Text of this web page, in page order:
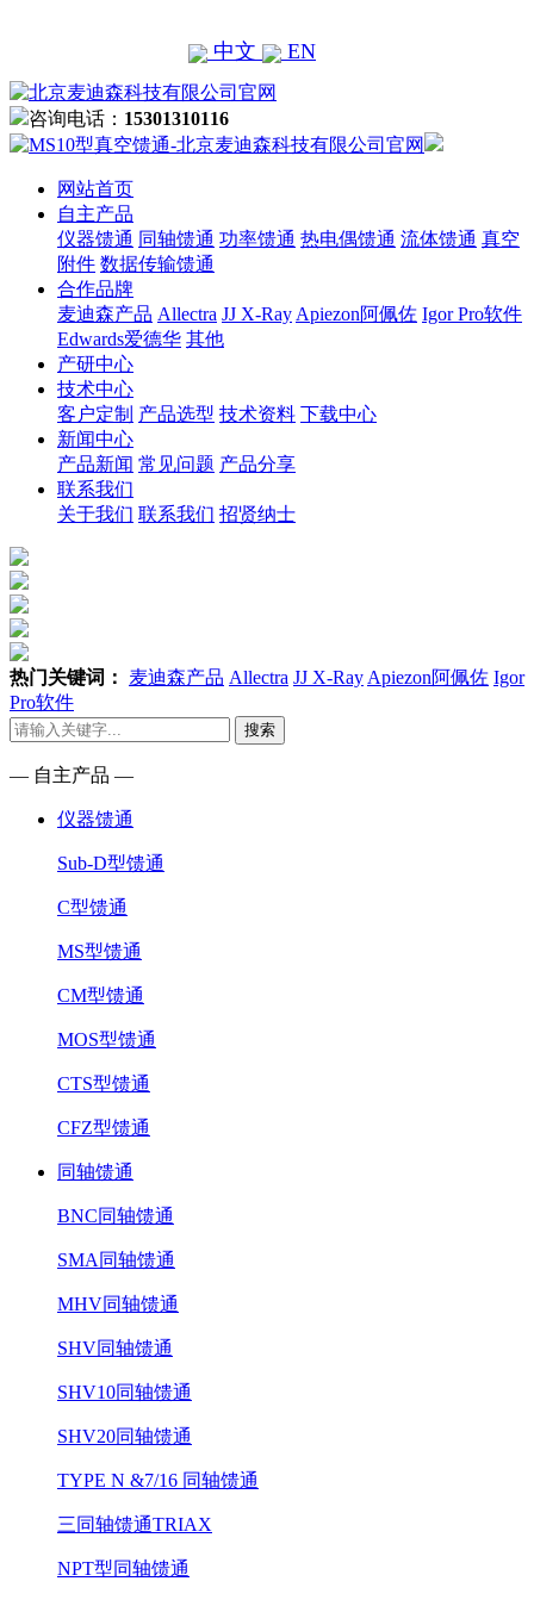
中文 EN
咨询电话： 15301310116
网站首页
自主产品
仪器馈通 同轴馈通 功率馈通 热电偶馈通 流体馈通 真空
附件 数据传输馈通
合作品牌
麦迪森产品 Allectra JJ X-Ray Apiezon阿佩佐 Igor Pro软件
Edwards爱德华 其他
产研中心
技术中心
客户定制 产品选型 技术资料 下载中心
新闻中心
产品新闻 常见问题 产品分享
联系我们
关于我们 联系我们 招贤纳士
热门关键词： 麦迪森产品 Allectra JJ X-Ray Apiezon阿佩佐 Igor
Pro软件
搜索
— 自主产品 —
仪器馈通
Sub-D型馈通
C型馈通
MS型馈通
CM型馈通
MOS型馈通
CTS型馈通
CFZ型馈通
同轴馈通
BNC同轴馈通
SMA同轴馈通
MHV同轴馈通
SHV同轴馈通
SHV10同轴馈通
SHV20同轴馈通
TYPE N &7/16 同轴馈通
三同轴馈通TRIAX
NPT型同轴馈通